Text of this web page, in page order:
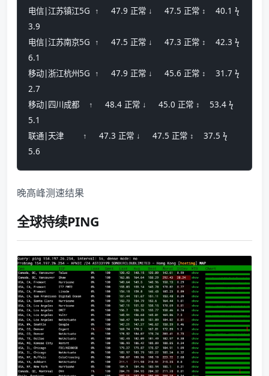
电信|江苏镇江5G  ↑     47.9 正常 ↓     47.5 正常 ↕    40.1 ϟ
3.9
电信|江苏南京5G  ↑     47.5 正常 ↓     47.3 正常 ↕    42.3 ϟ
6.1
移动|浙江杭州5G  ↑     47.9 正常 ↓     45.6 正常 ↕    31.7 ϟ
2.7
移动|四川成都    ↑     48.4 正常 ↓     45.0 正常 ↕    53.4 ϟ
5.1
联通|天津        ↑     47.3 正常 ↓     47.5 正常 ↕    37.5 ϟ
5.6
晚高峰测速结果
全球持续PING